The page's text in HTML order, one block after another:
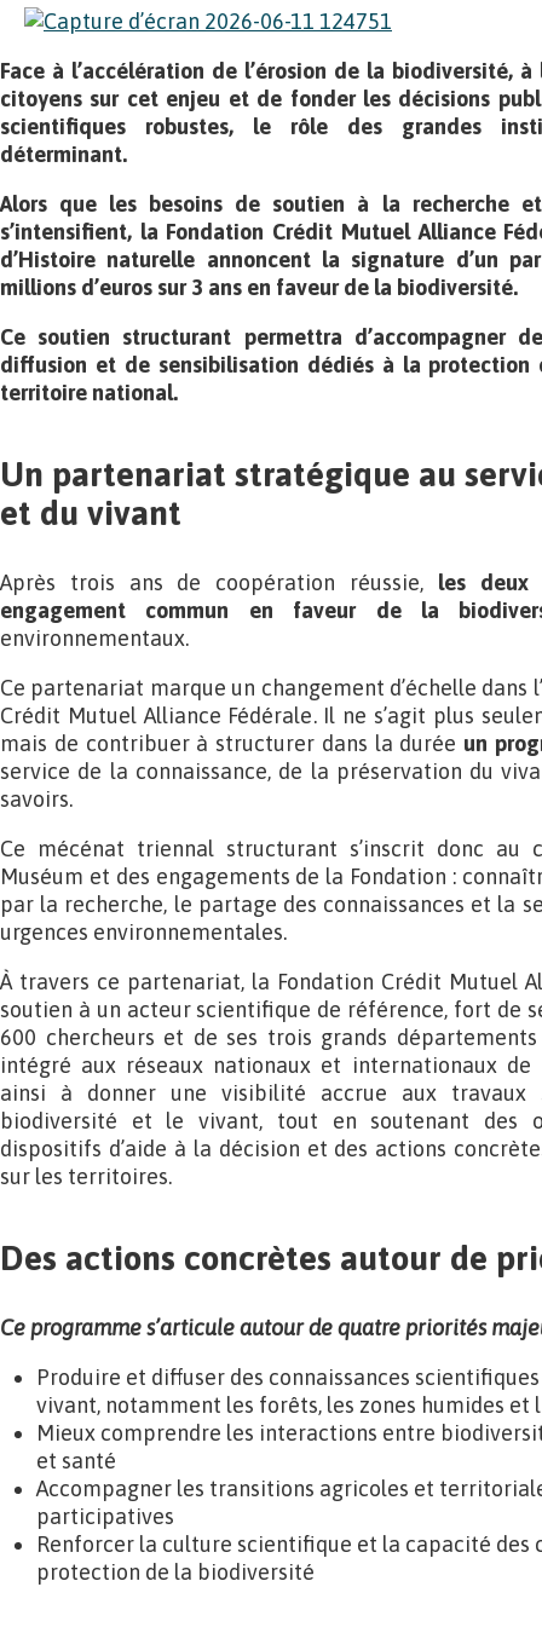
Face à l’accélération de l’érosion de la biodiversité,
citoyens sur cet enjeu et de fonder les décisions
scientifiques robustes, le rôle des grandes
déterminant.
Alors que les besoins de soutien à la recherche
s’intensifient, la Fondation Crédit Mutuel Alliance
d’Histoire naturelle annoncent la signature d’un
millions d’euros sur 3 ans en faveur de la biodiversité.
Ce soutien structurant permettra d’accompagner
diffusion et de sensibilisation dédiés à la protection
territoire national.
Un partenariat stratégique au
et du vivant
Après trois ans de coopération réussie, les deux
engagement commun en faveur de la
environnementaux.
Ce partenariat marque un changement d’échelle dans
Crédit Mutuel Alliance Fédérale. Il ne s’agit plus
mais de contribuer à structurer dans la durée un
service de la connaissance, de la préservation du
savoirs.
Ce mécénat triennal structurant s’inscrit donc au
Muséum et des engagements de la Fondation :
par la recherche, le partage des connaissances et la
urgences environnementales.
À travers ce partenariat, la Fondation Crédit Mutuel
soutien à un acteur scientifique de référence, fort de
600 chercheurs et de ses trois grands
intégré aux réseaux nationaux et internationaux
ainsi à donner une visibilité accrue aux travaux
biodiversité et le vivant, tout en soutenant des
dispositifs d’aide à la décision et des actions
sur les territoires.
Des actions concrètes autour de
Ce programme s’articule autour de quatre priorités
Produire et diffuser des connaissances
vivant, notamment les forêts, les zones humides et
Mieux comprendre les interactions entre
et santé
Accompagner les transitions agricoles et
participatives
Renforcer la culture scientifique et la capacité des
protection de la biodiversité